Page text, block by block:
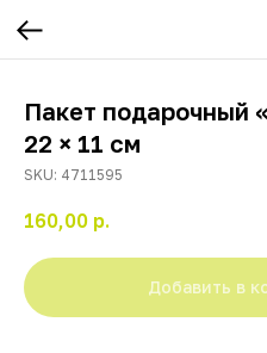
Пакет подарочный
22 × 11 см
SKU: 4711595
160,00 р.
Добавить в